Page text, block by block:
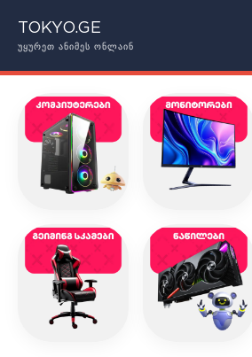
TOKYO.GE
ᲣᲧᲣᲠᲔᲗ ᲐᲜᲘᲛᲔᲡ ᲝᲜᲚᲐᲘᲜ